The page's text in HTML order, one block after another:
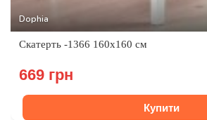
Dophia
Скатерть -1366 160x160 см
669 грн
Купити